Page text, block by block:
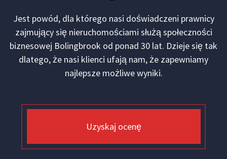
Jest powód, dla którego nasi doświadczeni prawnicy
zajmujący się nieruchomościami służą społeczności
biznesowej Bolingbrook od ponad 30 lat. Dzieje się tak
dlatego, że nasi klienci ufają nam, że zapewniamy
najlepsze możliwe wyniki.
Uzyskaj ocenę